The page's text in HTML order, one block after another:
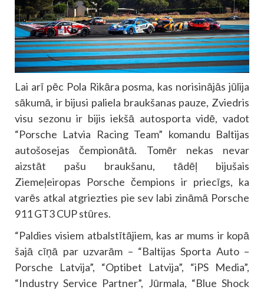
Lai arī pēc Pola Rikāra posma, kas norisinājās jūlija
sākumā, ir bijusi paliela braukšanas pauze, Zviedris
visu sezonu ir bijis iekšā autosporta vidē, vadot
“Porsche Latvia Racing Team” komandu Baltijas
autošosejas čempionātā. Tomēr nekas nevar
aizstāt pašu braukšanu, tādēļ bijušais
Ziemeļeiropas Porsche čempions ir priecīgs, ka
varēs atkal atgriezties pie sev labi zināmā Porsche
911 GT3 CUP stūres.
“Paldies visiem atbalstītājiem, kas ar mums ir kopā
šajā cīņā par uzvarām – “Baltijas Sporta Auto –
Porsche Latvija”, “Optibet Latvija”, “iPS Media”,
“Industry Service Partner”, Jūrmala, “Blue Shock